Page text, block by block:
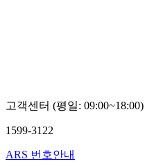
고객센터 (평일: 09:00~18:00)
1599-3122
ARS 번호안내